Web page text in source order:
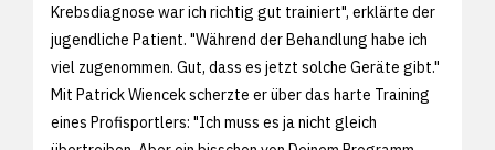
Krebsdiagnose war ich richtig gut trainiert", erklärte der
jugendliche Patient. "Während der Behandlung habe ich
viel zugenommen. Gut, dass es jetzt solche Geräte gibt."
Mit Patrick Wiencek scherzte er über das harte Training
eines Profisportlers: "Ich muss es ja nicht gleich